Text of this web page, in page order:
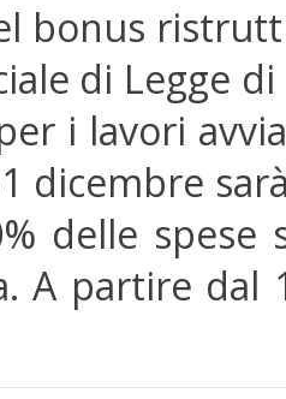
bonus
di Legge
i lavori
dicembre
delle
A partire dal